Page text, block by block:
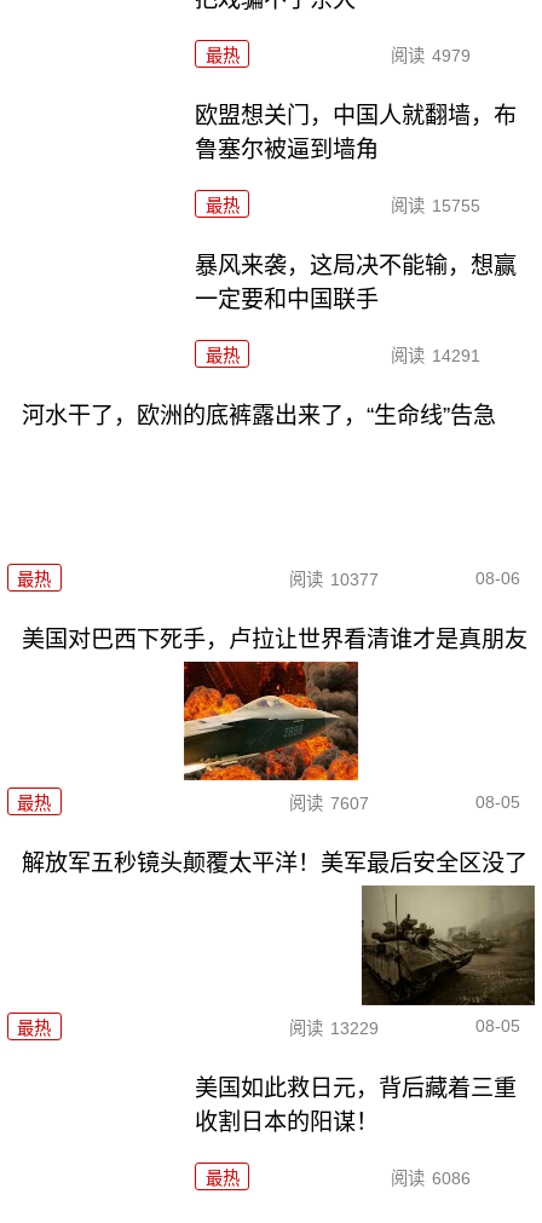
最热 阅读 4979
欧盟想关门，中国人就翻墙，布
鲁塞尔被逼到墙角
最热 阅读 15755
暴风来袭，这局决不能输，想赢
一定要和中国联手
最热 阅读 14291
河水干了，欧洲的底裤露出来了，“生命线”告急
最热 阅读 10377 08-06
美国对巴西下死手，卢拉让世界看清谁才是真朋友
最热 阅读 7607 08-05
解放军五秒镜头颠覆太平洋！美军最后安全区没了
最热 阅读 13229 08-05
美国如此救日元，背后藏着三重
收割日本的阳谋！
最热 阅读 6086